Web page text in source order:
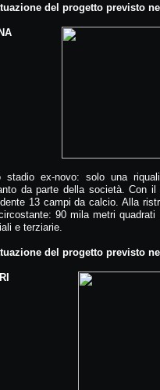
del progetto previsto
stadio ex-novo: solo una
da parte della società. Con
13 campi da calcio. Alla
90 mila metri
e terziarie.
del progetto previsto